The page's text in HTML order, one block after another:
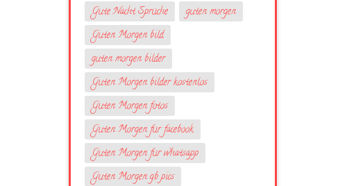
Gute Nacht Sprüche
guten morgen
Guten Morgen bild
guten morgen bilder
Guten Morgen bilder kostenlos
Guten Morgen fotos
Guten Morgen für facebook
Guten Morgen für whatsapp
Guten Morgen gb pics